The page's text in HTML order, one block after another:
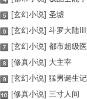
[玄幻小说] 圣墟
[玄幻小说] 斗罗大陆
[玄幻小说] 都市超级
[修真小说] 大主宰
[玄幻小说] 猛男诞生记
[修真小说] 三寸人间